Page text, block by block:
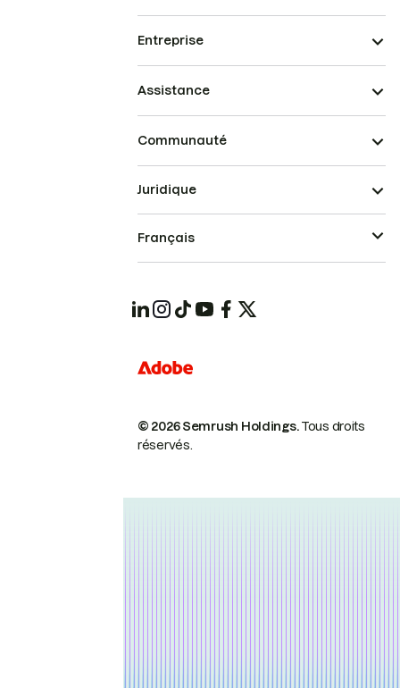
Entreprise
Assistance
Communauté
© 2026 Semrush Holdings.Tous droits
réservés.
Juridique
Français